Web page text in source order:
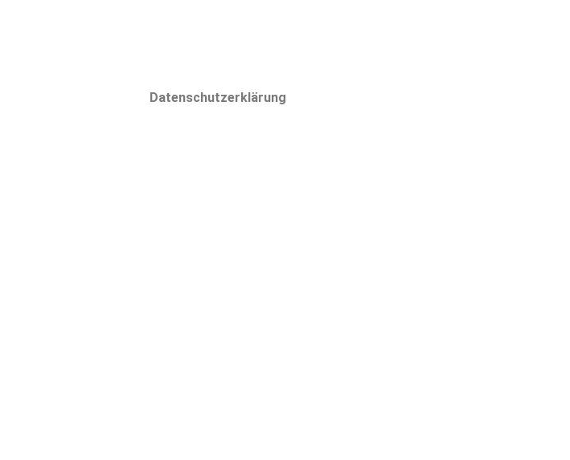
Datenschutzerklärung